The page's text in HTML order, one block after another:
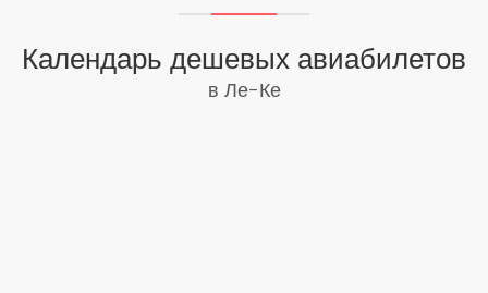
Календарь дешевых авиабилетов
в Ле-Ке